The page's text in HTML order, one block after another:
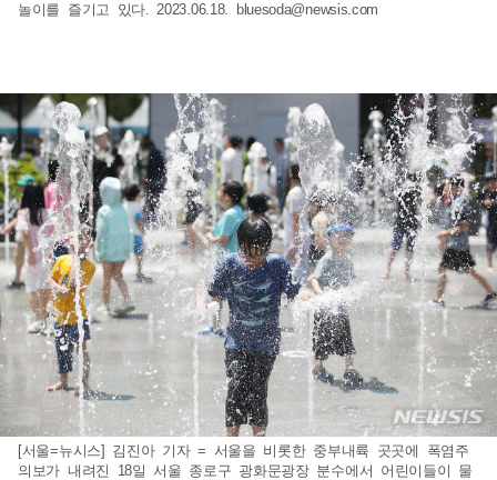
놀이를 즐기고 있다. 2023.06.18.
bluesoda@newsis.com
[서울=뉴시스] 김진아 기자 = 서울을 비롯한 중부내륙 곳곳에 폭염주
의보가 내려진 18일 서울 종로구 광화문광장 분수에서 어린이들이 물